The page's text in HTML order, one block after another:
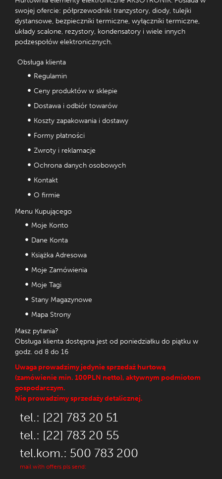
swojej ofercie: półprzewodniki tranzystory, diody, tulejki
dystansowe, bezpieczniki termiczne, wyłączniki termiczne,
układy scalone, rezystory, kondensatory i wiele innych
podzespołów elektronicznych.
Obsługa klienta
Regulamin
Ceny produktów w sklepie
Dostawa i odbiór towarów
Koszty zapakowania i dostawy
Formy płatności
Zwroty i reklamacje
Ochrona danych osobowych
Kontakt
O firmie
Menu Kupującego
Moje Konto
Dane Konta
Książka Adresowa
Moje Zamówienia
Moje Tagi
Stany Magazynowe
Mapa Strony
Masz pytania?
Obsługa klienta dostępna jest od poniedziałku do piątku w
godz. od 8 do 16
Uwaga prowadzimy jedynie sprzedaż hurtową
(zamówienie min. 100PLN netto), aktywnym podmiotom
gospodarczym.
Nie prowadzimy sprzedaży detalicznej.
tel.: [22] 783 20 51
tel.: [22] 783 20 55
tel.kom.: 500 783 200
mail with offers pls send: